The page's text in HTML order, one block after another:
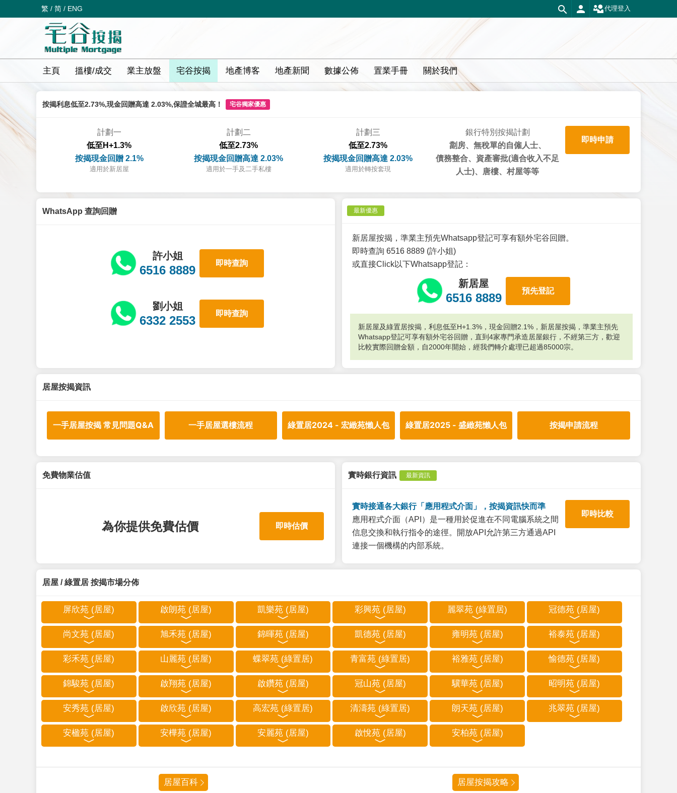
繁 / 简 / ENG 代理登入
主頁 搵樓/成交 業主放盤 宅谷按揭 地產博客 地產新聞 數據公佈 置業手冊 關於我們
按揭利息低至2.73%,現金回贈高達 2.03%,保證全城最高！ 宅谷獨家優惠
計劃一
低至H+1.3%
按揭現金回贈 2.1%
適用於新居屋
計劃二
低至2.73%
按揭現金回贈高達 2.03%
適用於一手及二手私樓
計劃三
低至2.73%
按揭現金回贈高達 2.03%
適用於轉按套現
銀行特別按揭計劃
劏房、無稅單的自僱人士、
債務整合、資產審批(適合收入不足
人士)、唐樓、村屋等等
即時申請
WhatsApp 查詢回贈
許小姐
6516 8889
即時查詢
劉小姐
6332 2553
即時查詢
最新優惠
新居屋按揭，準業主預先Whatsapp登記可享有額外宅谷回贈。
即時查詢 6516 8889 (許小姐)
或直接Click以下Whatsapp登記：
新居屋
6516 8889
預先登記
新居屋及綠置居按揭，利息低至H+1.3%，現金回贈2.1%，新居屋按揭，準業主預先
Whatsapp登記可享有額外宅谷回贈，直到4家專門承造居屋銀行，不經第三方，歡迎
比較實際回贈金額，自2000年開始，經我們轉介處理已超過85000宗。
居屋按揭資訊
一手居屋按揭 常見問題Q&A 一手居屋選樓流程 綠置居2024 - 宏緻苑懶人包 綠置居2025 - 盛緻苑懶人包 按揭申請流程
免費物業估值
為你提供免費估價 即時估價
實時銀行資訊 最新資訊
實時接通各大銀行「應用程式介面」，按揭資訊快而準
應用程式介面（API）是一種用於促進在不同電腦系統之間
信息交換和執行指令的途徑。開放API允許第三方通過API
連接一個機構的内部系統。
即時比較
居屋 / 綠置居 按揭市場分佈
屏欣苑 (居屋) 啟朗苑 (居屋) 凱樂苑 (居屋) 彩興苑 (居屋) 麗翠苑 (綠置居) 冠德苑 (居屋)
尚文苑 (居屋) 旭禾苑 (居屋) 錦暉苑 (居屋) 凱德苑 (居屋) 雍明苑 (居屋) 裕泰苑 (居屋)
彩禾苑 (居屋) 山麗苑 (居屋) 蝶翠苑 (綠置居) 青富苑 (綠置居) 裕雅苑 (居屋) 愉德苑 (居屋)
錦駿苑 (居屋) 啟翔苑 (居屋) 啟鑽苑 (居屋) 冠山苑 (居屋) 驥華苑 (居屋) 昭明苑 (居屋)
安秀苑 (居屋) 啟欣苑 (居屋) 高宏苑 (綠置居) 清濤苑 (綠置居) 朗天苑 (居屋) 兆翠苑 (居屋)
安楹苑 (居屋) 安樺苑 (居屋) 安麗苑 (居屋) 啟悅苑 (居屋) 安柏苑 (居屋)
居屋百科 居屋按揭攻略